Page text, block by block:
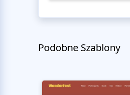
Podobne Szablony